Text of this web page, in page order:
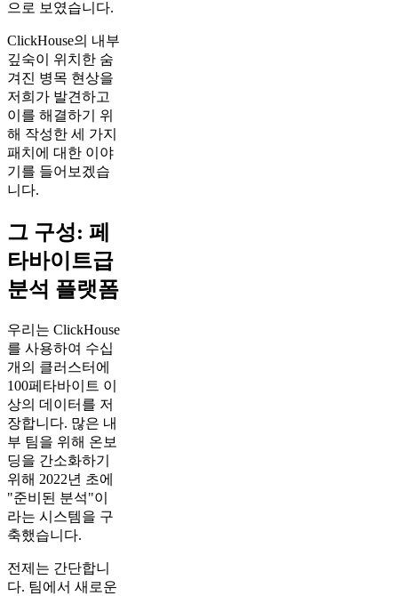
으로 보였습니다.
ClickHouse의 내부
깊숙이 위치한 숨
겨진 병목 현상을
저희가 발견하고
이를 해결하기 위
해 작성한 세 가지
패치에 대한 이야
기를 들어보겠습
니다.
그 구성: 페
타바이트급
분석 플랫폼
우리는 ClickHouse
를 사용하여 수십
개의 클러스터에
100페타바이트 이
상의 데이터를 저
장합니다. 많은 내
부 팀을 위해 온보
딩을 간소화하기
위해 2022년 초에
"준비된 분석"이
라는 시스템을 구
축했습니다.
전제는 간단합니
다. 팀에서 새로운